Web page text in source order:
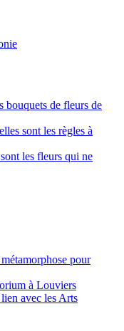
bouquets de fleurs de
sont les règles à
les fleurs qui ne
pour
à Louviers
avec les Arts